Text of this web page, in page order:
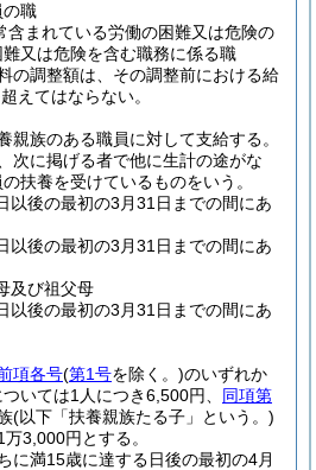
の職
含まれている労働の困難又は危険の
又は危険を含む職務に係る職
の調整額は、その調整前における給
えてはならない。
親族のある職員に対して支給する。
次に掲げる者で他に生計の途がな
扶養を受けているものをいう。
以後の最初の3月31日までの間にあ
以後の最初の3月31日までの間にあ
及び祖父母
以後の最初の3月31日までの間にあ
項各号(第1号を除く。)のいずれか
いては1人につき6,500円、 同項第
(以下「扶養親族たる子」という。)
3,000円とする。
に満15歳に達する日後の最初の4月